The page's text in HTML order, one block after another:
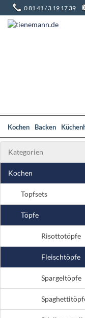
0 81 41 / 3 19 17 39
Kochen Backen
Kategorien
Kochen
Topfsets
Töpfe
Risottotöpfe
Fleischtöpfe
Spargeltöpfe